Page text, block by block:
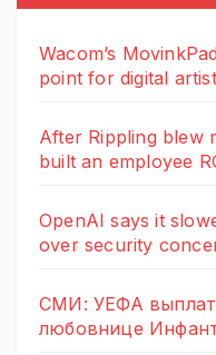
Wacom’s
point for digital
After Rippling blew
built an employee
OpenAI says it
over security
СМИ: УЕФА
любовнице